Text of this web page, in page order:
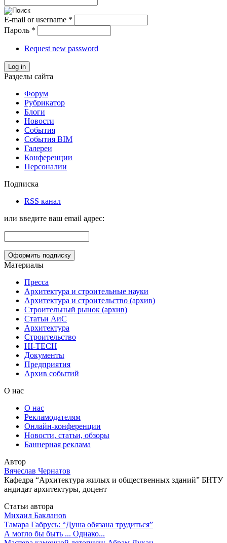
E-mail or username *
Пароль *
Request new password
Log in
Разделы сайта
Форум
Рубрикатор
Блоги
Новости
События
События BIM
Галереи
Конференции
Персоналии
Подписка
RSS канал
или введите ваш email адрес:
Материалы
Пресса
Архитектура и строительные науки
Архитектура и строительство (архив)
Строительный рынок (архив)
Статьи АиС
Архитектура
Строительство
HI-TECH
Документы
Предприятия
Архив событий
О нас
О нас
Рекламодателям
Онлайн-конференции
Новости, статьи, обзоры
Баннерная реклама
Автор
Вячеслав Чернатов
Кафедра “Архитектура жилых и общественных зданий” БНТУ
андидат архитектуры, доцент
Статьи автора
Михаил Бакланов
Тамара Габрусь: “Душа обязана трудиться”
А могло бы быть ... Однако...